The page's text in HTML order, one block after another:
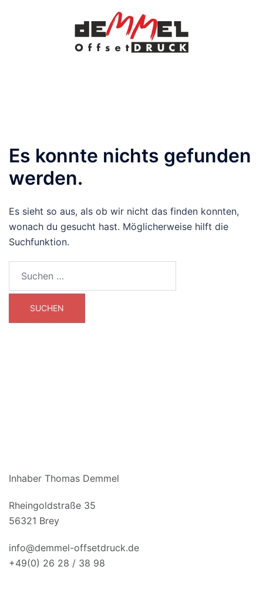
Es konnte nichts gefunden
werden.
Es sieht so aus, als ob wir nicht das finden konnten,
wonach du gesucht hast. Möglicherweise hilft die
Suchfunktion.
Inhaber Thomas Demmel
Rheingoldstraße 35
56321 Brey
info@demmel-offsetdruck.de
+49(0) 26 28 / 38 98